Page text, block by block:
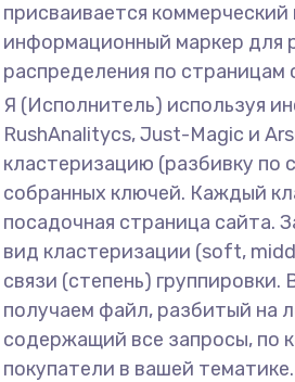
присваивается коммерческий
информационный маркер для
распределения по страницам
Я (Исполнитель) используя
RushAnalitycs, Just-Magic и
кластеризацию (разбивку по
собранных ключей. Каждый
посадочная страница сайта.
вид кластеризации (soft,
связи (степень) группировки.
получаем файл, разбитый на
содержащий все запросы, по
покупатели в вашей тематике.